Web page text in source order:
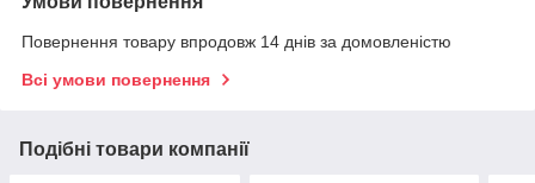
Повернення товару впродовж 14 днів за домовленістю
Всі умови повернення
Подібні товари компанії